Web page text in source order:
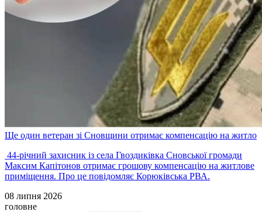
Ще один ветеран зі Сновщини отримає компенсацію на житло
44-річний захисник із села Гвоздиківка Сновської громади
Максим Капітонов отримає грошову компенсацію на житлове
приміщення. Про це повідомляє Корюківська РВА.
08 липня 2026
головне